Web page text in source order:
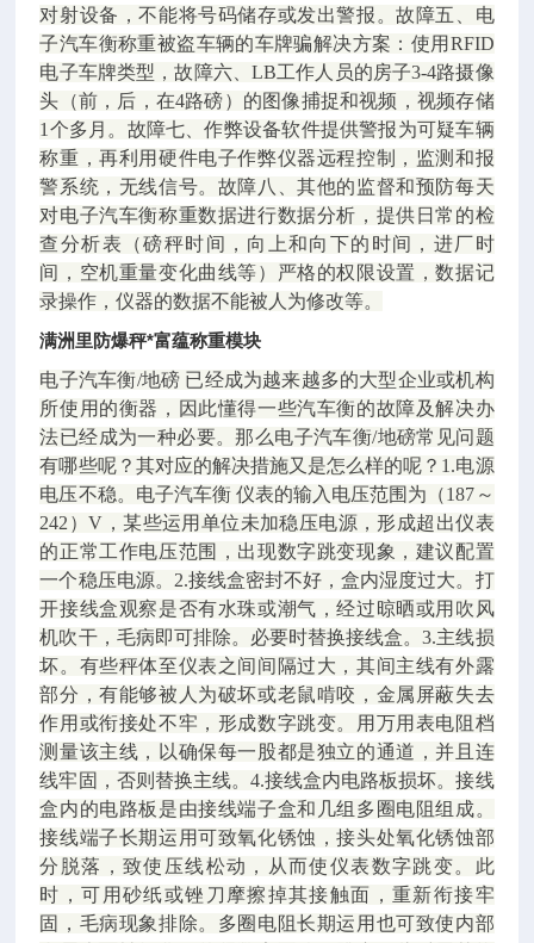
对射设备，不能将号码储存或发出警报。故障五、电
子汽车衡称重被盗车辆的车牌骗解决方案：使用RFID
电子车牌类型，故障六、LB工作人员的房子3-4路摄像
头（前，后，在4路磅）的图像捕捉和视频，视频存储
1个多月。故障七、作弊设备软件提供警报为可疑车辆
称重，再利用硬件电子作弊仪器远程控制，监测和报
警系统，无线信号。故障八、其他的监督和预防每天
对电子汽车衡称重数据进行数据分析，提供日常的检
查分析表（磅秤时间，向上和向下的时间，进厂时
间，空机重量变化曲线等）严格的权限设置，数据记
录操作，仪器的数据不能被人为修改等。
满洲里防爆秤*富蕴称重模块
电子汽车衡/地磅 已经成为越来越多的大型企业或机构
所使用的衡器，因此懂得一些汽车衡的故障及解决办
法已经成为一种必要。那么电子汽车衡/地磅常见问题
有哪些呢？其对应的解决措施又是怎么样的呢？1.电源
电压不稳。电子汽车衡 仪表的输入电压范围为（187～
242）V，某些运用单位未加稳压电源，形成超出仪表
的正常工作电压范围，出现数字跳变现象，建议配置
一个稳压电源。2.接线盒密封不好，盒内湿度过大。打
开接线盒观察是否有水珠或潮气，经过晾晒或用吹风
机吹干，毛病即可排除。必要时替换接线盒。3.主线损
坏。有些秤体至仪表之间间隔过大，其间主线有外露
部分，有能够被人为破坏或老鼠啃咬，金属屏蔽失去
作用或衔接处不牢，形成数字跳变。用万用表电阻档
测量该主线，以确保每一股都是独立的通道，并且连
线牢固，否则替换主线。4.接线盒内电路板损坏。接线
盒内的电路板是由接线端子盒和几组多圈电阻组成。
接线端子长期运用可致氧化锈蚀，接头处氧化锈蚀部
分脱落，致使压线松动，从而使仪表数字跳变。此
时，可用砂纸或锉刀摩擦掉其接触面，重新衔接牢
固，毛病现象排除。多圈电阻长期运用也可致使内部